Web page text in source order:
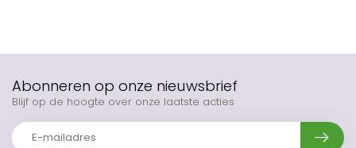
Abonneren op onze nieuwsbrief
Blijf op de hoogte over onze laatste acties